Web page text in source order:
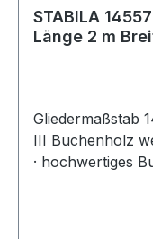
STABILA
Länge 2 m
Gliedermaßstab
III Buchenholz
· hochwertiges